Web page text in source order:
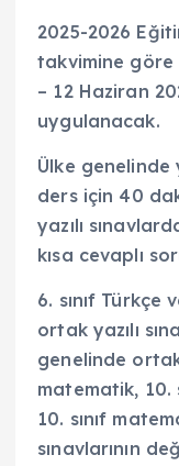
2025-2026
takvimine göre
– 12 Haziran
uygulanacak.
Ülke genelinde
ders için 40
yazılı
kısa cevaplı
6. sınıf Türkçe
ortak yazılı
genelinde
matematik, 10.
10. sınıf
sınavlarının